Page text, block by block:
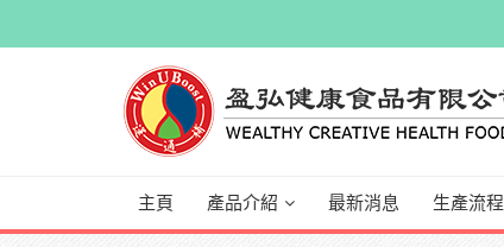
主頁 產品介紹 最新消息 生產流程